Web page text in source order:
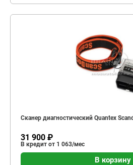
Сканер диагностический Quantex
31 900 ₽
В кредит от 1 063/мес
В корзину